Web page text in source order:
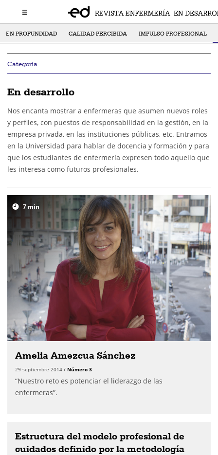
EN PROFUNDIDAD CALIDAD PERCIBIDA IMPULSO PROFESIONAL
Categoría
En desarrollo
Nos encanta mostrar a enfermeras que asumen nuevos roles
y perfiles, con puestos de responsabilidad en la gestión, en la
empresa privada, en las instituciones públicas, etc. Entramos
en la Universidad para hablar de docencia y formación y para
que los estudiantes de enfermería expresen todo aquello que
les interesa como futuros profesionales.
7min
Amelia Amezcua Sánchez
29 septiembre 2014 / Número 3
“Nuestro reto es potenciar el liderazgo de las
enfermeras”.
Estructura del modelo profesional de
cuidados definido por la metodología